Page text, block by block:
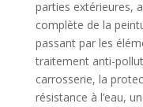
parties extérieures,
complète de la
passant par les
traitement anti-
carrosserie, la
résistance à l’eau,